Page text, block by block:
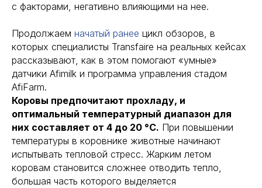
с факторами, негативно влияющими на нее.
Продолжаем начатый ранее цикл обзоров, в
которых специалисты Transfaire на реальных кейсах
рассказывают, как в этом помогают «умные»
датчики Afimilk и программа управления стадом
AfiFarm.
Коровы предпочитают прохладу, и
оптимальный температурный диапазон для
них составляет от 4 до 20 °C. При повышении
температуры в коровнике животные начинают
испытывать тепловой стресс. Жарким летом
коровам становится сложнее отводить тепло,
большая часть которого выделяется